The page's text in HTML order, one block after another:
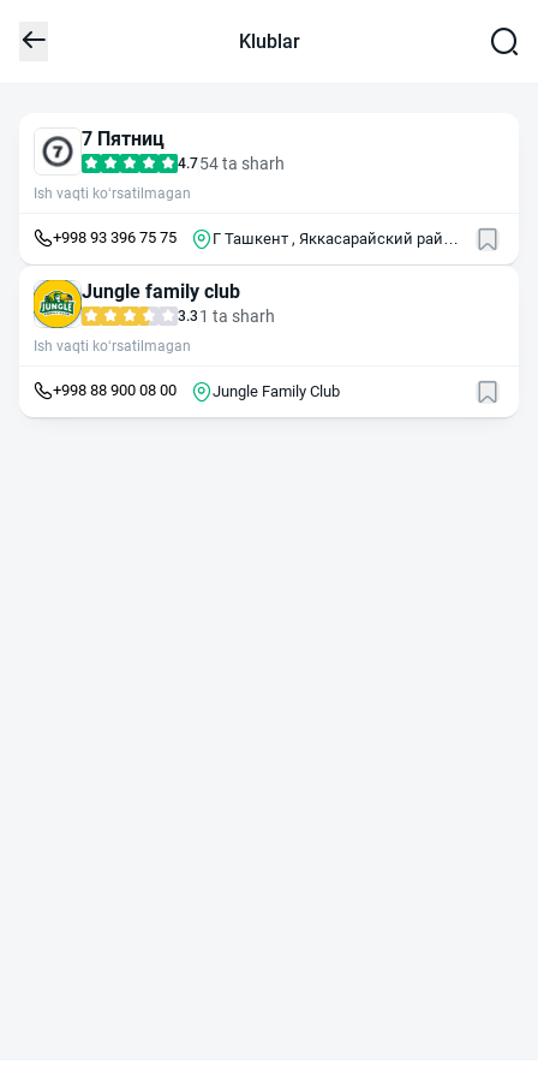
Klublar
7 Пятниц
4.754 ta sharh
Ish vaqti ko‘rsatilmagan
+998 93 396 75 75
Г Ташкент , Яккасарайский район
Jungle family club
3.3 1 ta sharh
Ish vaqti ko‘rsatilmagan
+998 88 900 08 00 Jungle Family Club